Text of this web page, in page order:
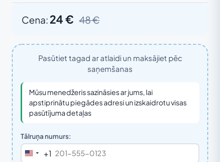
Cena: 24 € 48 €
Pasūtiet tagad ar atlaidi un maksājiet pēc
saņemšanas
Mūsu menedžeris sazināsies ar jums, lai
apstiprinātu piegādes adresi un izskaidrotu visas
pasūtījuma detaļas
Tālruņa numurs:
United
+1